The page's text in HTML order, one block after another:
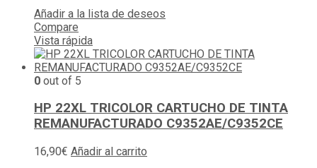
Añadir a la lista de deseos
Compare
Vista rápida
0 out of 5
HP 22XL TRICOLOR CARTUCHO DE TINTA
REMANUFACTURADO C9352AE/C9352CE
16,90€ Añadir al carrito